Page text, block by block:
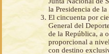
la Presidencia de
El cincuenta por
General del
de la República, a
proporcional a
con destino